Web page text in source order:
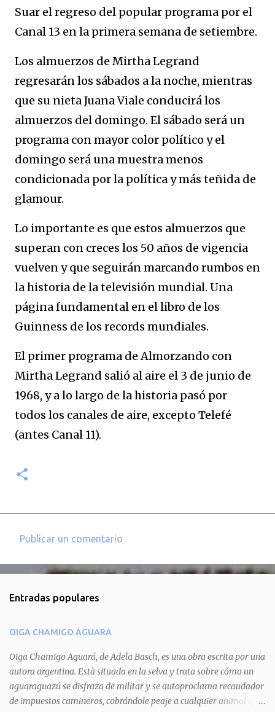
Suar el regreso del popular programa por el
Canal 13 en la primera semana de setiembre.
Los almuerzos de Mirtha Legrand
regresarán los sábados a la noche, mientras
que su nieta Juana Viale conducirá los
almuerzos del domingo. El sábado será un
programa con mayor color político y el
domingo será una muestra menos
condicionada por la política y más teñida de
glamour.
Lo importante es que estos almuerzos que
superan con creces los 50 años de vigencia
vuelven y que seguirán marcando rumbos en
la historia de la televisión mundial. Una
página fundamental en el libro de los
Guinness de los records mundiales.
El primer programa de Almorzando con
Mirtha Legrand salió al aire el 3 de junio de
1968, y a lo largo de la historia pasó por
todos los canales de aire, excepto Telefé
(antes Canal 11).
e
t
a
r
i
o
Publicar un comentario
Entradas populares
OIGA CHAMIGO AGUARA
Oiga Chamigo Aguará, de Adela Basch, es una obra escrita por una
autora argentina. Està situada en la selva y trata sobre cómo un
aguaraguazú se disfraza de militar y se autoproclama recaudador
de impuestos camineros, cobrándole peaje a cualquier animal que